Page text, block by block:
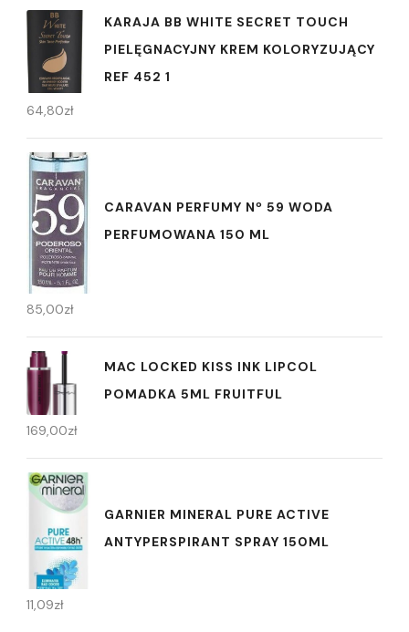
KARAJA BB WHITE SECRET TOUCH
PIELĘGNACYJNY KREM KOLORYZUJĄCY
REF 452 1
64,80zł
CARAVAN PERFUMY Nº 59 WODA
PERFUMOWANA 150 ML
85,00zł
MAC LOCKED KISS INK LIPCOL
POMADKA 5ML FRUITFUL
169,00zł
GARNIER MINERAL PURE ACTIVE
ANTYPERSPIRANT SPRAY 150ML
11,09zł